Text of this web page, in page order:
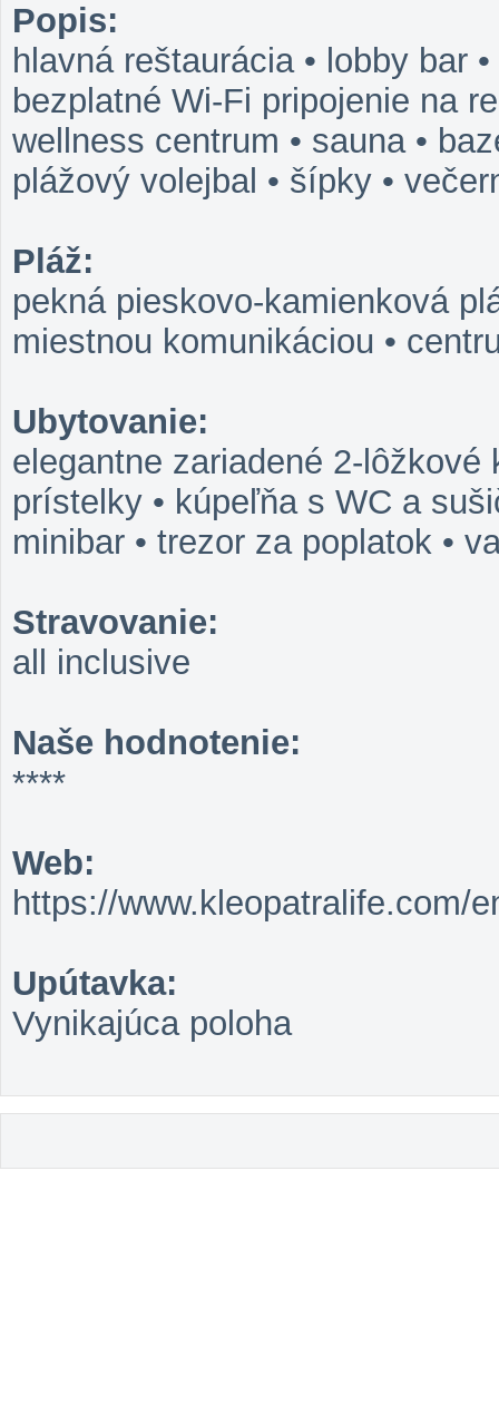
Popis:
hlavná reštaurácia • lobby bar
bezplatné Wi-Fi pripojenie na
wellness centrum • sauna •
plážový volejbal • šípky •
Pláž:
pekná pieskovo-kamienková
miestnou komunikáciou •
Ubytovanie:
elegantne zariadené 2-
prístelky • kúpeľňa s WC a
minibar • trezor za poplatok •
Stravovanie:
all inclusive
Naše hodnotenie:
****
Web:
https://www.kleopatralife.com/
Upútavka:
Vynikajúca poloha